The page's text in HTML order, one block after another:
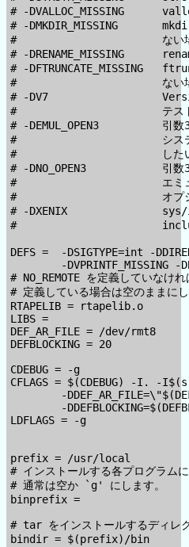
# -DVALLOC_MISSING
# -DMKDIR_MISSING
#                       ない場
# -DRENAME_MISSING
# -DFTRUNCATE_MISSING
#                       ない場
# -DV7                  Version
#                       テストし
# -DEMUL_OPEN3          引数3
#                       システムコ
#                       したい
# -DNO_OPEN3            引数3
#                       エミュレ
#                       オプション
# -DXENIX               sys/
#                       include す
DEFS =  -DSIGTYPE=int -
-DVPRINTF_MISSING -
# NO_REMOTE を定義していな
# 定義している場合は空のままにし
RTAPELIB = rtapelib.o
LIBS =
DEF_AR_FILE = /dev/rmt8
DEFBLOCKING = 20
CDEBUG = -g
CFLAGS = $(CDEBUG) -I. -
-
-
LDFLAGS = -g
prefix = /usr/local
# インストールする各プログラムに
# 通常は空か `g' にします。
binprefix =
# tar をインストールするディレク
bindir = $(prefix)/bin